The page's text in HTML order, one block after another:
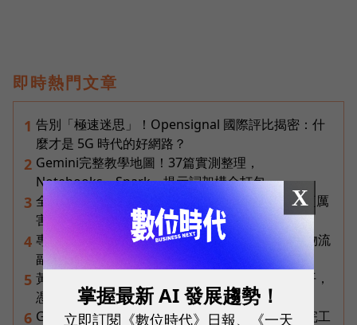
即時熱門文章
1 告別「極速迷思」！Opensignal 國際評比揭密：什
麼才是 5G 時代的好網路？
2 Gemini完整教學地圖！37篇實測整理，
Notebooks、Spark、提示詞架構全打包
3 全台最大全聯首日業績破百萬，蔡篤昌：還會有更厲
害的大型店！為何把餐廳健身房都搬上樓？
4 專訪｜進貨沒變快，momo為何仍導入機器人？物流
副總揭比拚速度更棘手的缺工難題
5 黃仁勳兆元宴永遠站最後一排！最低調的二代鄭平，
憑什麼讓台達電被市場重新定價？
6 Gemini Spark完整教學｜幫你讀Gmail、自動跑完工
X
掌握最新 AI 發展趨勢！
立即訂閱《數位時代》日報、《一天